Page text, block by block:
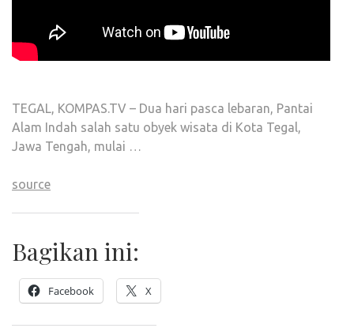
TEGAL, KOMPAS.TV – Dua hari pasca lebaran, Pantai
Alam Indah salah satu obyek wisata di Kota Tegal,
Jawa Tengah, mulai …
source
Bagikan ini:
Facebook X